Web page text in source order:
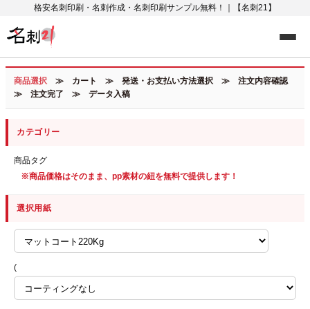
格安名刺印刷・名刺作成・名刺印刷サンプル無料！｜【名刺21】
商品選択 ≫ カート ≫ 発送・お支払い方法選択 ≫ 注文内容確認
≫ 注文完了 ≫ データ入稿
カテゴリー
商品タグ
※商品価格はそのまま、pp素材の紐を無料で提供します！
選択用紙
(